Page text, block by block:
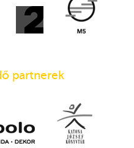
partnerek